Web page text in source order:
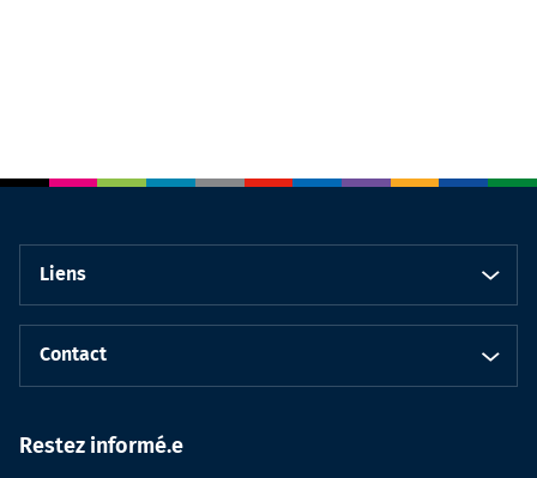
Liens
Contact
Restez informé.e